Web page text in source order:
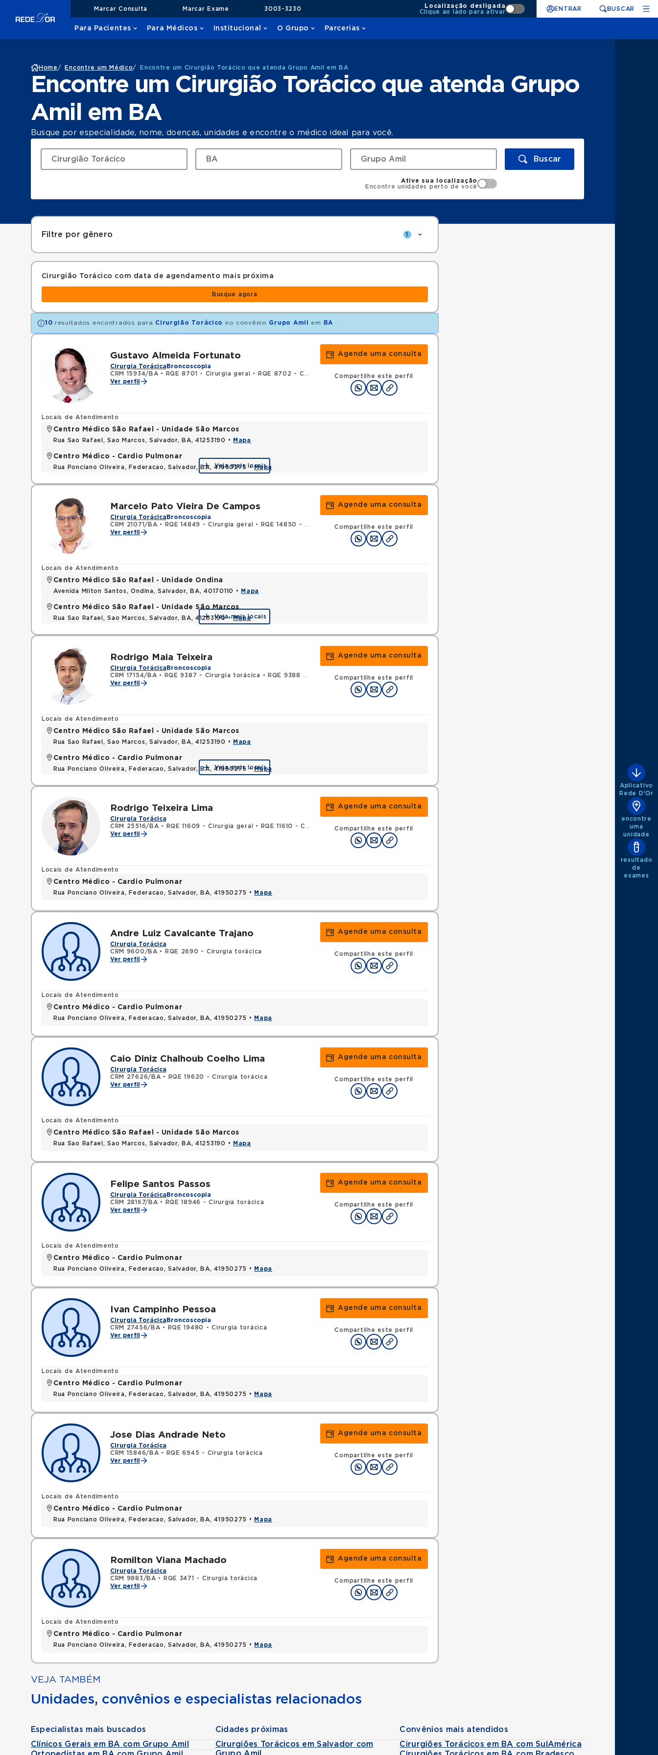
Marcar Consulta Marcar Exame 3003-3230
Localização desligada
Clique ao lado para ativar
ENTRAR BUSCAR
Para Pacientes Para Médicos Institucional O Grupo Parcerias
Home / Encontre um Médico/ Encontre um Cirurgião Torácico que atenda Grupo Amil em BA
Encontre um Cirurgião Torácico que atenda Grupo
Amil em BA
Busque por especialidade, nome, doenças, unidades e encontre o médico ideal para você.
Buscar
Ative sua localização
Encontre unidades perto de você
Filtre por gênero 1
Cirurgião Torácico com data de agendamento mais próxima
Busque agora
10 resultados encontrados para Cirurgião Torácico no convênio Grupo Amil em BA
Gustavo Almeida Fortunato
Cirurgia Torácica Broncoscopia
CRM 15934/BA • RQE 8701 - Cirurgia geral •
RQE 8702 - Cirurgia torácica
Ver perfil
Agende uma consulta
Compartilhe este perfil
Locais de Atendimento
Centro Médico São Rafael - Unidade São Marcos
Rua Sao Rafael, Sao Marcos, Salvador, BA, 41253190 • Mapa
Centro Médico - Cardio Pulmonar
Rua Ponciano Oliveira, Federacao, Salvador, BA, 41950275 •Mapa
Veja mais locais
Marcelo Pato Vieira De Campos
Cirurgia Torácica Broncoscopia
CRM 21071/BA • RQE 14849 - Cirurgia geral •
RQE 14850 - Cirurgia torácica
Ver perfil
Agende uma consulta
Compartilhe este perfil
Locais de Atendimento
Centro Médico São Rafael - Unidade Ondina
Avenida Milton Santos, Ondina, Salvador, BA, 40170110 • Mapa
Centro Médico São Rafael - Unidade São Marcos
Rua Sao Rafael, Sao Marcos, Salvador, BA, 41253190 •Mapa
Veja mais locais
Rodrigo Maia Teixeira
Cirurgia Torácica Broncoscopia
CRM 17154/BA • RQE 9387 - Cirurgia torácica •
RQE 9388 - Cirurgia geral
Ver perfil
Agende uma consulta
Compartilhe este perfil
Locais de Atendimento
Centro Médico São Rafael - Unidade São Marcos
Rua Sao Rafael, Sao Marcos, Salvador, BA, 41253190 • Mapa
Centro Médico - Cardio Pulmonar
Rua Ponciano Oliveira, Federacao, Salvador, BA, 41950275 •Mapa
Veja mais locais
Rodrigo Teixeira Lima
Cirurgia Torácica
CRM 25516/BA • RQE 11609 - Cirurgia geral •
RQE 11610 - Cirurgia torácica
Ver perfil
Agende uma consulta
Compartilhe este perfil
Locais de Atendimento
Centro Médico - Cardio Pulmonar
Rua Ponciano Oliveira, Federacao, Salvador, BA, 41950275 • Mapa
Andre Luiz Cavalcante Trajano
Cirurgia Torácica
CRM 9600/BA •
RQE 2690 - Cirurgia torácica
Ver perfil
Agende uma consulta
Compartilhe este perfil
Locais de Atendimento
Centro Médico - Cardio Pulmonar
Rua Ponciano Oliveira, Federacao, Salvador, BA, 41950275 • Mapa
Caio Diniz Chalhoub Coelho Lima
Cirurgia Torácica
CRM 27626/BA •
RQE 19620 - Cirurgia torácica
Ver perfil
Agende uma consulta
Compartilhe este perfil
Locais de Atendimento
Centro Médico São Rafael - Unidade São Marcos
Rua Sao Rafael, Sao Marcos, Salvador, BA, 41253190 • Mapa
Felipe Santos Passos
Cirurgia Torácica Broncoscopia
CRM 28167/BA •
RQE 18946 - Cirurgia torácica
Ver perfil
Agende uma consulta
Compartilhe este perfil
Locais de Atendimento
Centro Médico - Cardio Pulmonar
Rua Ponciano Oliveira, Federacao, Salvador, BA, 41950275 • Mapa
Ivan Campinho Pessoa
Cirurgia Torácica Broncoscopia
CRM 27456/BA •
RQE 19480 - Cirurgia torácica
Ver perfil
Agende uma consulta
Compartilhe este perfil
Locais de Atendimento
Centro Médico - Cardio Pulmonar
Rua Ponciano Oliveira, Federacao, Salvador, BA, 41950275 • Mapa
Jose Dias Andrade Neto
Cirurgia Torácica
CRM 15846/BA •
RQE 6945 - Cirurgia torácica
Ver perfil
Agende uma consulta
Compartilhe este perfil
Locais de Atendimento
Centro Médico - Cardio Pulmonar
Rua Ponciano Oliveira, Federacao, Salvador, BA, 41950275 • Mapa
Romilton Viana Machado
Cirurgia Torácica
CRM 9883/BA •
RQE 3471 - Cirurgia torácica
Ver perfil
Agende uma consulta
Compartilhe este perfil
Locais de Atendimento
Centro Médico - Cardio Pulmonar
Rua Ponciano Oliveira, Federacao, Salvador, BA, 41950275 • Mapa
VEJA TAMBÉM
Unidades, convênios e especialistas relacionados
Especialistas mais buscados
Clínicos Gerais em BA com Grupo Amil
Cidades próximas
Cirurgiões Torácicos em Salvador com
Convênios mais atendidos
Cirurgiões Torácicos em BA com SulAmérica
Aplicativo
Rede D'Or
encontre
uma
unidade
resultado
de
exames